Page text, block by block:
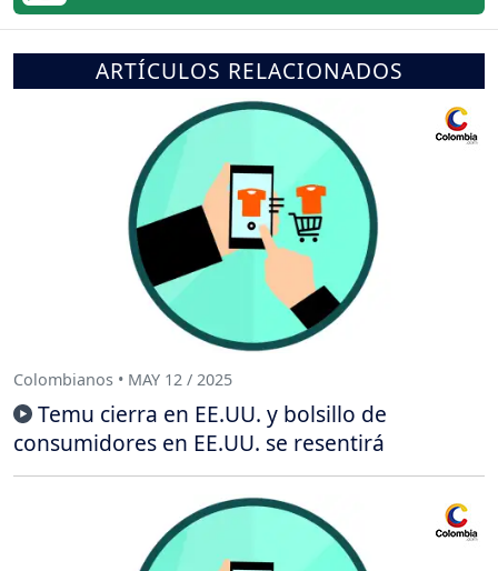
ARTÍCULOS RELACIONADOS
Colombianos • MAY 12 / 2025
Temu cierra en EE.UU. y bolsillo de
consumidores en EE.UU. se resentirá